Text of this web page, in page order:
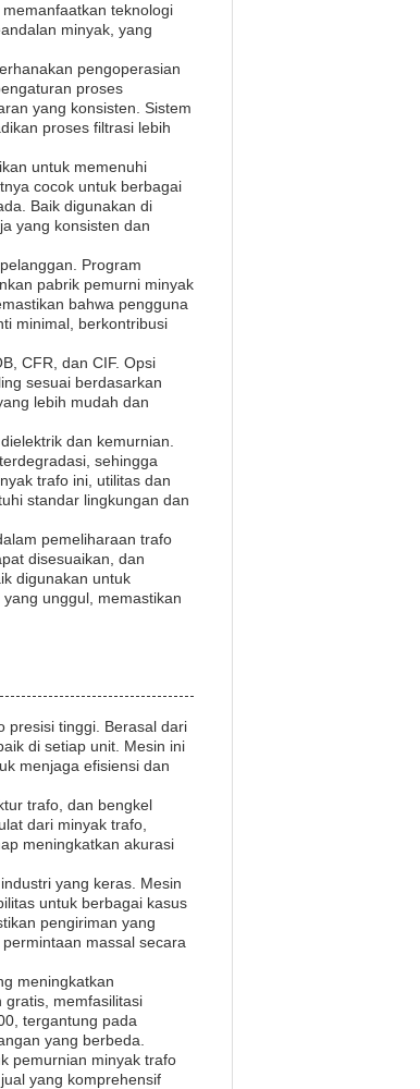
teknologi
minyak, yang
pengoperasian
proses
yang konsisten. Sistem
proses filtrasi lebih
untuk memenuhi
cocok untuk berbagai
Baik digunakan di
yang konsisten dan
Program
pabrik pemurni minyak
bahwa pengguna
minimal, berkontribusi
CFR, dan CIF. Opsi
sesuai berdasarkan
lebih mudah dan
dan kemurnian.
sehingga
trafo ini, utilitas dan
standar lingkungan dan
pemeliharaan trafo
disesuaikan, dan
digunakan untuk
unggul, memastikan
presisi tinggi. Berasal dari
di setiap unit. Mesin ini
menjaga efisiensi dan
trafo, dan bengkel
dari minyak trafo,
meningkatkan akurasi
yang keras. Mesin
untuk berbagai kasus
pengiriman yang
massal secara
meningkatkan
memfasilitasi
tergantung pada
yang berbeda.
pemurnian minyak trafo
yang komprehensif